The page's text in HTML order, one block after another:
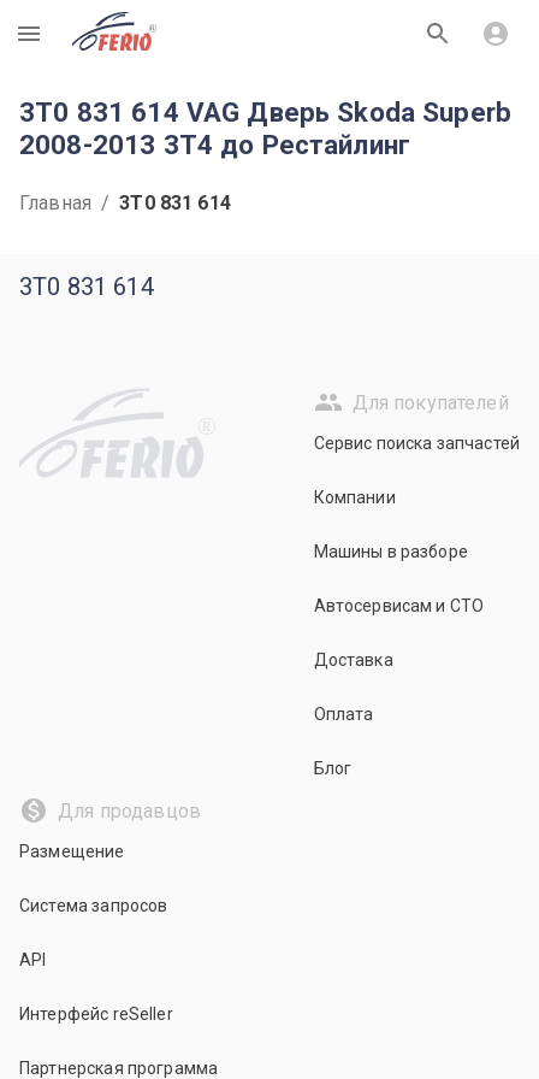
R
3T0 831 614 VAG Дверь Skoda Superb
2008-2013 3T4 до Рестайлинг
Главная / 3T0 831 614
3T0 831 614
R
Для покупателей
Сервис поиска запчастей
Компании
Машины в разборе
Автосервисам и СТО
Доставка
Оплата
Блог
Для продавцов
Размещение
Система запросов
API
Интерфейс reSeller
Партнерская программа